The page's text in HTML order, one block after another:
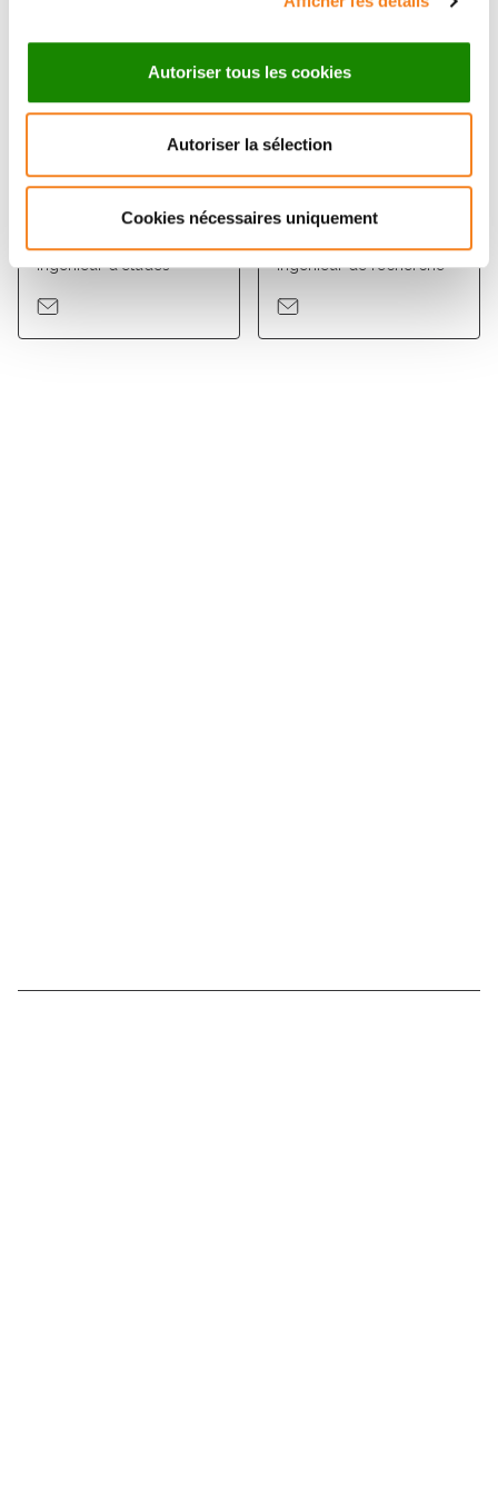
Autoriser tous les cookies
Autoriser la sélection
Cookies nécessaires uniquement
AHMED
Ingénieur d'études
ELODIE
MONTAUDON
Ingénieur de recherche